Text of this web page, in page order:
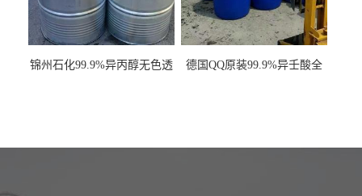
锦州石化99.9%异丙醇无色透
德国QQ原装99.9%异壬酸全